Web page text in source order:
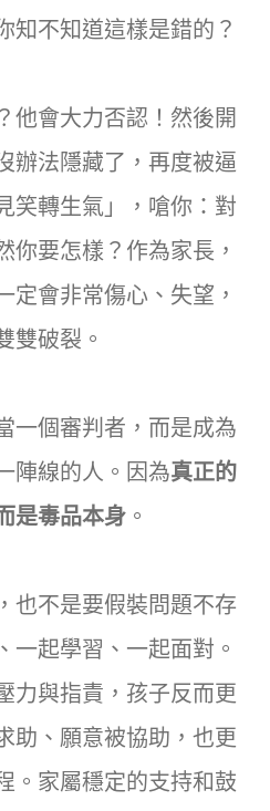
知不知道這樣是錯的？
他會大力否認！然後開
辦法隱藏了，再度被逼
笑轉生氣」，嗆你：對
你要怎樣？作為家長，
定會非常傷心、失望，
雙破裂。
一個審判者，而是成為
陣線的人。因為真正的
是毒品本身 。
也不是要假裝問題不存
一起學習、一起面對。
力與指責，孩子反而更
助、願意被協助，也更
。家屬穩定的支持和鼓